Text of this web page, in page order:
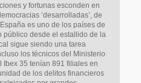
y fortunas esconden en
‘desarrolladas’, de
es uno de los países de
público desde el estallido de la
sigue siendo una tarea
los técnicos del Ministerio
Ibex 35 tenían 891 filiales en
de los delitos financieros